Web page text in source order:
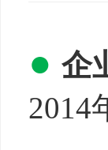
● 企
2014